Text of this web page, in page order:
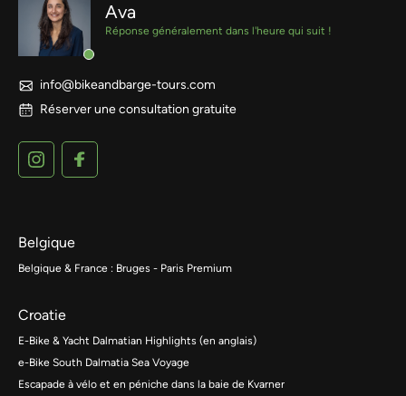
Ava
Réponse généralement dans l'heure qui suit !
info@bikeandbarge-tours.com
Réserver une consultation gratuite
Belgique
Belgique & France : Bruges - Paris Premium
Croatie
E-Bike & Yacht Dalmatian Highlights (en anglais)
e-Bike South Dalmatia Sea Voyage
Escapade à vélo et en péniche dans la baie de Kvarner